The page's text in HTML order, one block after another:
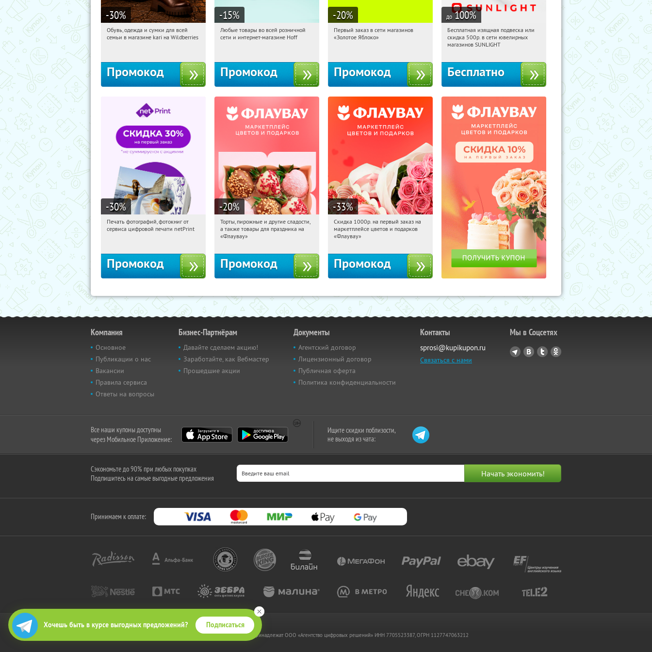
Хочешь быть в курсе выгодных предложений? Подписаться
-30%
08:44:26 Получили:
Обувь, одежда и сумки для всей
семьи в магазине kari на Wildberries
Промокод
-15%
08:44:26 Получили:
Любые товары во всей розничной
сети и интернет-магазине Hoff
Промокод
-20%
08:44:26
Получи первым!
Первый заказ в сети магазинов
«Золотое Яблоко»
Промокод
до 100%
08:44:26 Получили:
Россия
Бесплатная изящная подвеска или
скидка 500р. в сети ювелирных
магазинов SUNLIGHT
Бесплатно
-30%
08:44:26 Получили:
Печать фотографий, фотокниг от
сервиса цифровой печати netPrint
Промокод
-20%
08:44:26 Получили:
Россия
Торты, пирожные и другие сладости,
а также товары для праздника на
«Флаувау»
Промокод
-33%
08:44:26 Получили:
Россия
Скидка 1000р. на первый заказ на
маркетплейсе цветов и подарков
«Флаувау»
Промокод
Компания
Основное
Публикации о нас
Вакансии
Правила сервиса
Ответы на вопросы
Бизнес-Партнёрам
Давайте сделаем акцию!
Заработайте, как Вебмастер
Прошедшие акции
Документы
Агентский договор
Лицензионный договор
Публичная оферта
Политика конфиденциальности
Контакты
sprosi@kupikupon.ru
Связаться с нами
Мы в Соцсетях
Все наши купоны доступны
через Мобильное Приложение:
Ищите скидки поблизости,
не выходя из чата:
Сэкономьте до 90% при любых покупках
Подпишитесь на самые выгодные предложения
Принимаем к оплате:
2010-2026 © КупиКупон. Все права защищены.
Все права на товарный знак "КупиКупон" и на сайт www.kupikupon.ru принадлежат OOO «Агентство цифровых решений» ИНН 7705523387, ОГРН 1127747063212